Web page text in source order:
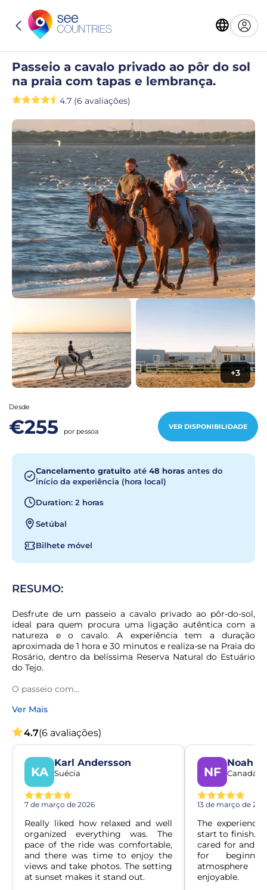
Passeio a cavalo privado ao pôr do sol
na praia com tapas e lembrança.
4.7 (6 avaliações)
+3
Desde
€255 por pessoa
VER DISPONIBILIDADE
Cancelamento gratuito até 48 horas antes do
início da experiência (hora local)
Duration: 2 horas
Setúbal
Bilhete móvel
RESUMO:
Desfrute de um passeio a cavalo privado ao pôr-do-sol,
ideal para quem procura uma ligação autêntica com a
natureza e o cavalo. A experiência tem a duração
aproximada de 1 hora e 30 minutos e realiza-se na Praia do
Rosário, dentro da belíssima Reserva Natural do Estuário
do Tejo.
O passeio com...
Ver Mais
4.7(6 avaliações)
KA
Karl Andersson
Suécia
7 de março de 2026
Really liked how relaxed and well
organized everything was. The
pace of the ride was comfortable,
and there was time to enjoy the
views and take photos. The setting
at sunset makes it stand out.
NF
Noah
Canadá
13 de março de
The
start to finish.
cared for and
for
enjoyable.